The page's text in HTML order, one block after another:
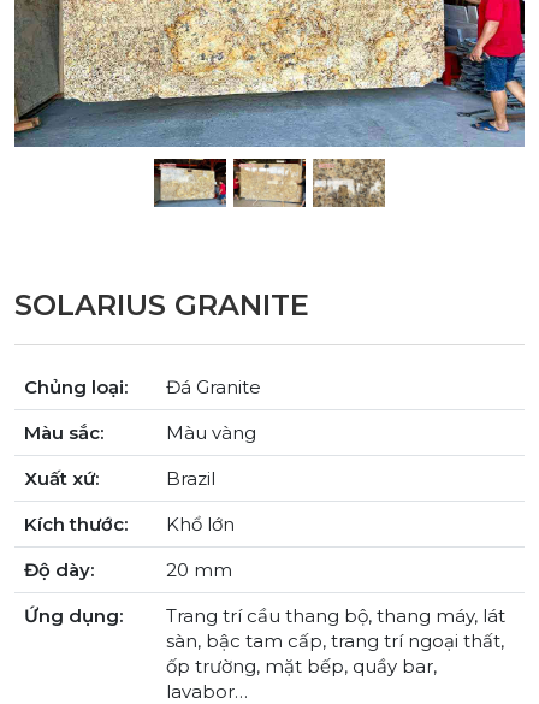
SOLARIUS GRANITE
Chủng loại:
Đá Granite
Màu sắc:
Màu vàng
Xuất xứ:
Brazil
Kích thước:
Khổ lớn
Độ dày:
20 mm
Ứng dụng:
Trang trí cầu thang bộ, thang máy, lát
sàn, bậc tam cấp, trang trí ngoại thất,
ốp trường, mặt bếp, quầy bar,
lavabor…